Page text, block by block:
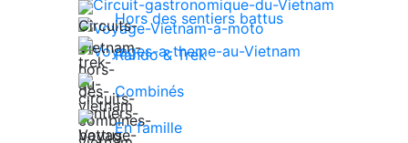
Hors des sentiers battus
Rando & Trek
Combinés
En famille